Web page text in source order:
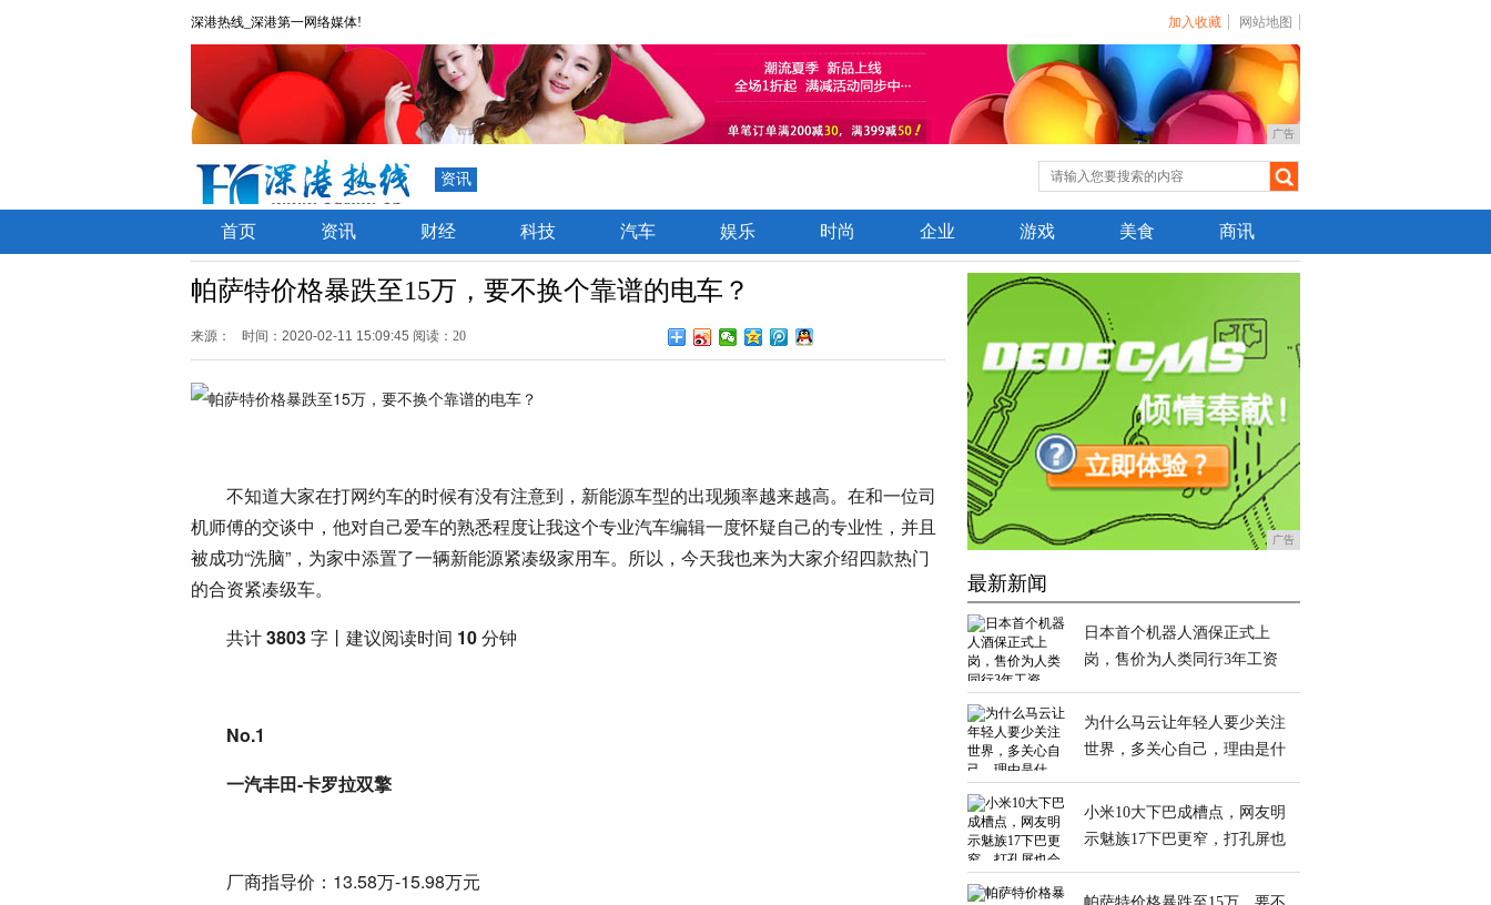
深港热线_深港第一网络媒体! 加入收藏 网站地图
广告
资讯
首页 资讯 财经 科技 汽车 娱乐 时尚 企业 游戏 美食 商讯
帕萨特价格暴跌至15万，要不换个靠谱的电车？
来源： 时间：2020-02-11 15:09:45 阅读：20
不知道大家在打网约车的时候有没有注意到，新能源车型的出现频率越来越高。在和一位司
机师傅的交谈中，他对自己爱车的熟悉程度让我这个专业汽车编辑一度怀疑自己的专业性，并且
被成功“洗脑”，为家中添置了一辆新能源紧凑级家用车。所以，今天我也来为大家介绍四款热门
的合资紧凑级车。
共计3803字丨建议阅读时间 10分钟
No.1
一汽丰田-卡罗拉双擎
厂商指导价：13.58万-15.98万元
广告
最新新闻
日本首个机器人酒保正式上
岗，售价为人类同行3年工资
为什么马云让年轻人要少关注
世界，多关心自己，理由是什
小米10大下巴成槽点，网友明
示魅族17下巴更窄，打孔屏也